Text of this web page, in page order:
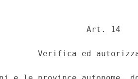
Art. 14
Verifica ed